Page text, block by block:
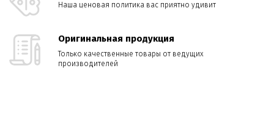
Наша ценовая политика вас приятно удивит
Оригинальная продукция
Только качественные товары от ведущих
производителей